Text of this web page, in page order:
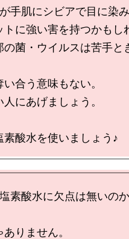
手肌にシビアで目に染
トに強い害を持つかもし
の菌・ウイルスは苦手と
合う意味もない。
にあげましょう。
素酸水に欠点は無いの
りません。